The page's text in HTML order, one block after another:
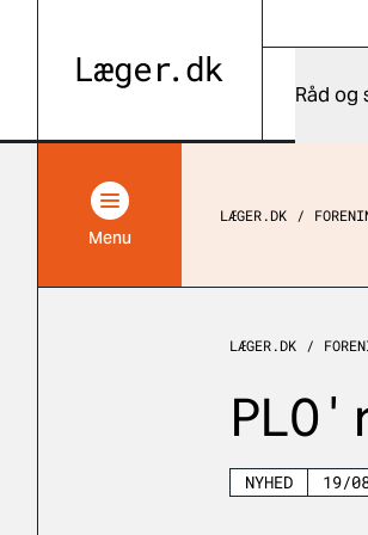
Råd og
Menu
LÆGER.DK
LÆGER.DK
NYHED 19/